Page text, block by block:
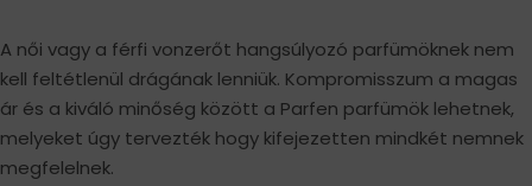
A női vagy a férfi vonzerőt hangsúlyozó parfümöknek nem
kell feltétlenül drágának lenniük. Kompromisszum a magas
ár és a kiváló minőség között a Parfen parfümök lehetnek,
melyeket úgy tervezték hogy kifejezetten mindkét nemnek
megfelelnek.